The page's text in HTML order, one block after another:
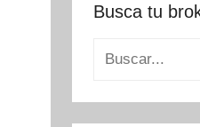
Busca tu
Buscar: